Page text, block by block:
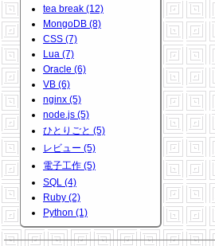
tea break (12)
MongoDB (8)
CSS (7)
Lua (7)
Oracle (6)
VB (6)
nginx (5)
node.js (5)
ひとりごと (5)
レビュー (5)
電子工作 (5)
SQL (4)
Ruby (2)
Python (1)